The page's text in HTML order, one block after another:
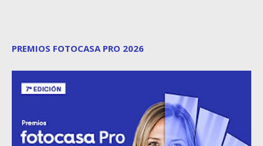
PREMIOS FOTOCASA PRO 2026